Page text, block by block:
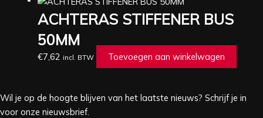
ACHTERAS STIFFENER BUS
50MM
€7,62 incl. BTW Toevoegen aan winkelwagen
Wil je op de hoogte blijven van het laatste nieuws? Schrijf je in
voor onze nieuwsbrief.